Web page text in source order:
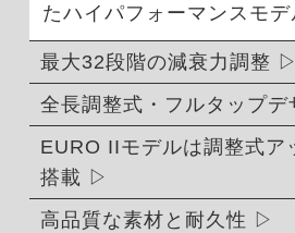
たハイパフォーマンスモデ
最大32段階の減衰力調整
全長調整式・フルタップデ
EURO IIモデルは調整式ア
搭載
高品質な素材と耐久性